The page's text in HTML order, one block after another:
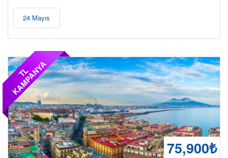
24 Mayıs
T
L
K
A
M
P
A
N
Y
A
75,900₺